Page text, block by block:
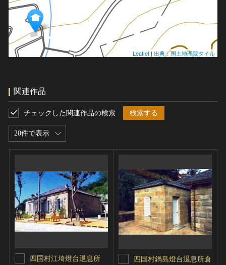
Leaflet| 出典：国土地理院タイル
関連作品
20件で表示
チェックした関連作品の検索 検索する
四国村江埼燈台退息所
四国村鍋島燈台退息所倉